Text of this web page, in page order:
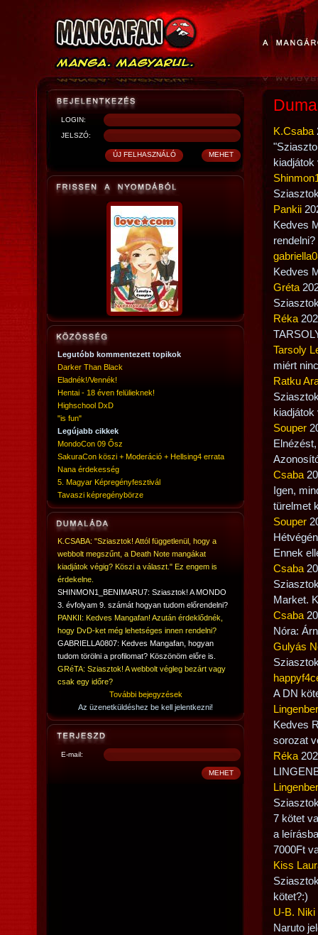
LOGIN:
JELSZÓ:
Legutóbb kommentezett topikok
Darker Than Black
Eladnék!/Vennék!
Hentai - 18 éven felülieknek!
Highschool DxD
"is fun"
Legújabb cikkek
MondoCon 09 Ősz
SakuraCon köszi + Moderáció + Hellsing4 errata
Nana érdekesség
5. Magyar Képregényfesztivál
Tavaszi képregénybörze
K.CSABA: "Sziasztok! Attól függetlenül, hogy a
webbolt megszűnt, a Death Note mangákat
kiadjátok végig? Köszi a választ." Ez engem is
érdekelne.
SHINMON1_BENIMARU7: Sziasztok! A MONDO
3. évfolyam 9. számát hogyan tudom előrendelni?
PANKII: Kedves Mangafan! Azután érdeklődnék,
hogy DvD-ket még lehetséges innen rendelni?
GABRIELLA0807: Kedves Mangafan, hogyan
tudom törölni a profilomat? Köszönöm előre is.
GRéTA: Sziasztok! A webbolt végleg bezárt vagy
csak egy időre?
További bejegyzések
Az üzenetküldéshez be kell jelentkezni!
E-mail:
K.Csaba
Pankii
Kedves
rendelni?
Kedves
Gréta
Réka
Tarsoly
miért
Ratku
Souper
Csaba
Igen,
türelmet
Souper
Ennek
Csaba
Market.
Csaba
Nóra:
Gulyás
A DN
Kedves
sorozat
Réka
7 kötet
a
7000Ft
Kiss
kötet?:)
U-B. Niki
Naruto